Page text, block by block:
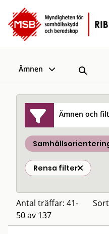
Ämnen
Ämnen och
Rensa filter
Antal träffar: 41-
50 av 137